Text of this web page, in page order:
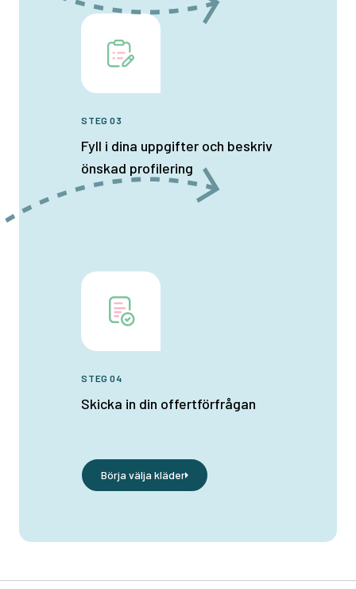
STEG 03
Fyll i dina uppgifter och beskriv
önskad profilering
STEG 04
Skicka in din offertförfrågan
Börja välja kläder